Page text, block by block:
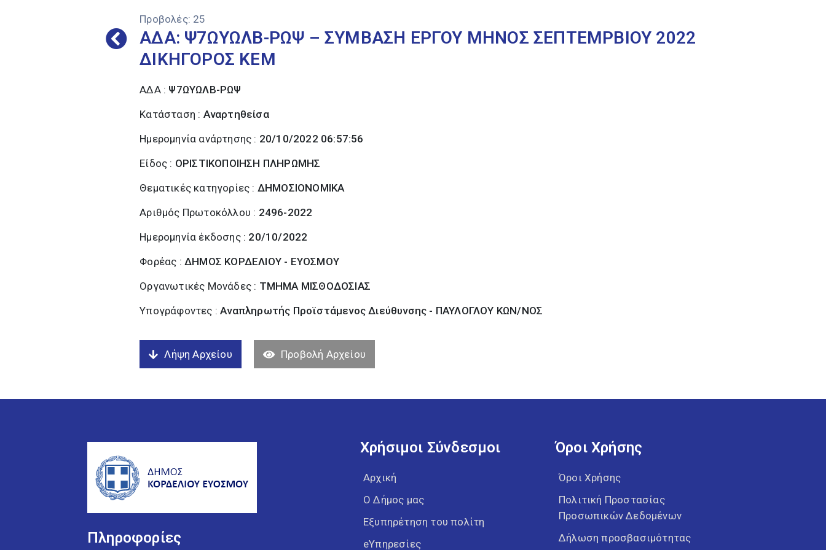
Προβολές: 25
ΑΔΑ: Ψ7ΩΥΩΛΒ-ΡΩΨ – ΣΥΜΒΑΣΗ ΕΡΓΟΥ ΜΗΝΟΣ ΣΕΠΤΕΜΡΒΙΟΥ 2022
ΔΙΚΗΓΟΡΟΣ ΚΕΜ
ΑΔΑ : Ψ7ΩΥΩΛΒ-ΡΩΨ
Κατάσταση : Αναρτηθείσα
Ημερομηνία ανάρτησης : 20/10/2022 06:57:56
Είδος : ΟΡΙΣΤΙΚΟΠΟΙΗΣΗ ΠΛΗΡΩΜΗΣ
Θεματικές κατηγορίες : ΔΗΜΟΣΙΟΝΟΜΙΚΑ
Αριθμός Πρωτοκόλλου : 2496-2022
Ημερομηνία έκδοσης : 20/10/2022
Φορέας :ΔΗΜΟΣ ΚΟΡΔΕΛΙΟΥ - ΕΥΟΣΜΟΥ
Οργανωτικές Μονάδες : ΤΜΗΜΑ ΜΙΣΘΟΔΟΣΙΑΣ
Υπογράφοντες :Αναπληρωτής Προϊστάμενος Διεύθυνσης - ΠΑΥΛΟΓΛΟΥ ΚΩΝ/ΝΟΣ
Λήψη Αρχείου Προβολή Αρχείου
Πληροφορίες
Χρήσιμοι Σύνδεσμοι
Αρχική
Ο Δήμος μας
Εξυπηρέτηση του πολίτη
eΥπηρεσίες
Όροι Χρήσης
Όροι Χρήσης
Πολιτική Προστασίας
Προσωπικών Δεδομένων
Δήλωση προσβασιμότητας